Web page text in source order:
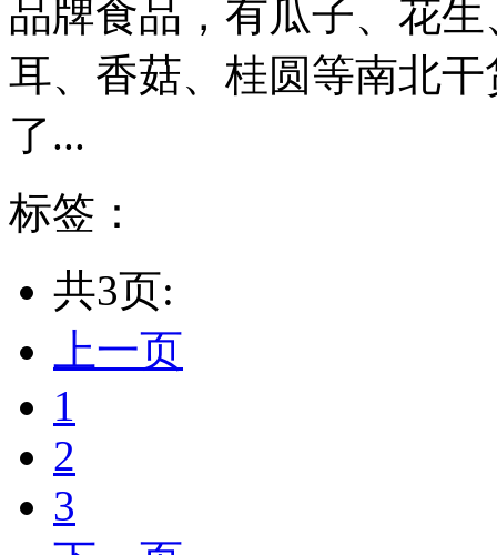
品牌食品，有瓜子、花
耳、香菇、桂圆等南北
了...
标签：
共3页:
上一页
1
2
3